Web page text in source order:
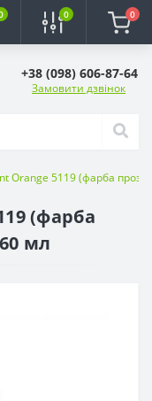
0 0
+38 (098) 606-87-64
Замовити дзвінок
Orange 5119 (фарба
(фарба
мл